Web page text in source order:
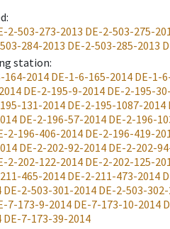
:
2-503-273-2013 DE-2-503-275-
284-2013 DE-2-503-285-2013
station:
164-2014 DE-1-6-165-2014 DE-1-
DE-2-195-9-2014 DE-2-195-
131-2014 DE-2-195-1087-2014
DE-2-196-57-2014 DE-2-196-
2-196-406-2014DE-2-196-419-
DE-2-202-92-2014 DE-2-202-
2-202-122-2014DE-2-202-125-
465-2014 DE-2-211-473-2014
DE-2-503-301-2014 DE-2-503-
7-173-9-2014 DE-7-173-10-2014
DE-7-173-39-2014